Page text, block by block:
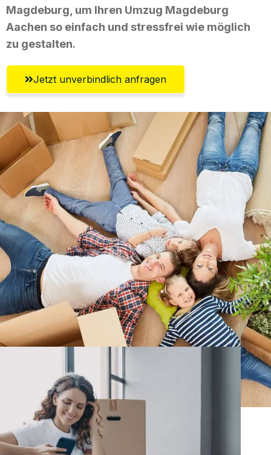
Magdeburg, um Ihren Umzug Magdeburg
Aachen so einfach und stressfrei wie möglich
zu gestalten.
Jetzt unverbindlich anfragen